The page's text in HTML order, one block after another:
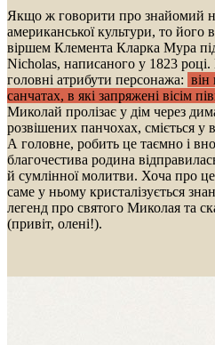
Якщо ж говорити про знайомий
американської культури, то його
віршем Клемента Кларка Мура
Nicholas, написаного у 1823
головні атрибути персонажа: він
санчатах, в які запряжені вісім
Миколай пролізає у дім через
розвішених панчохах, сміється у
А головне, робить це таємно і
благочестива родина
й сумлінної молитви. Хоча про
саме у ньому кристалізується
легенд про святого Миколая та
(привіт, олені!).